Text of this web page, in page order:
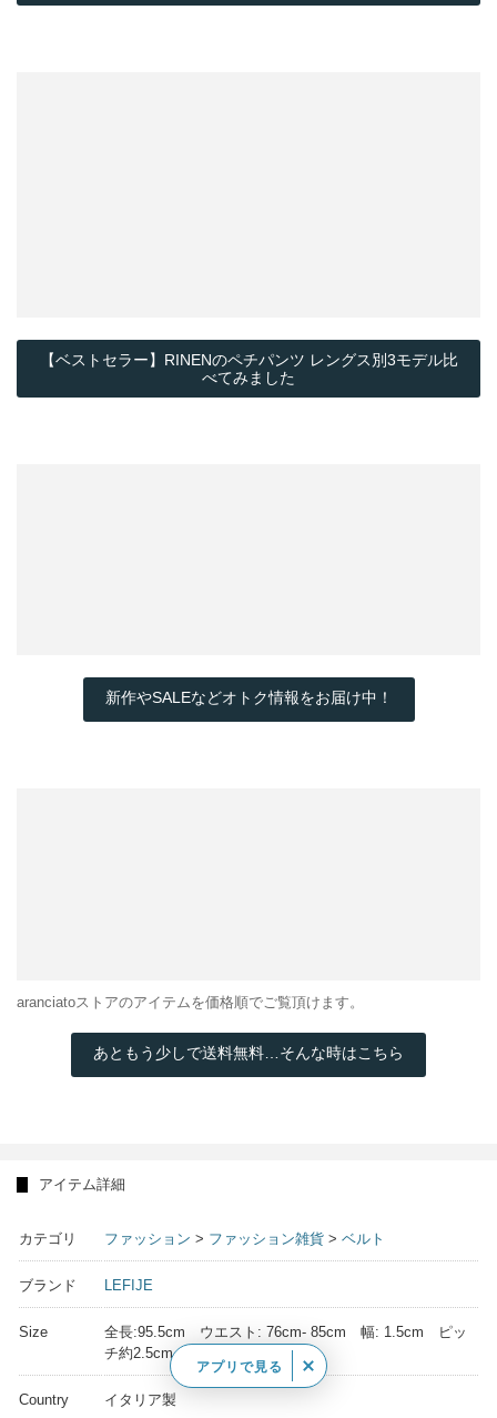
【ベストセラー】RINENのペチパンツ レングス別3モデル比
べてみました
新作やSALEなどオトク情報をお届け中！
aranciatoストアのアイテムを価格順でご覧頂けます。
あともう少しで送料無料…そんな時はこちら
アイテム詳細
カテゴリ ファッション > ファッション雑貨 > ベルト
ブランド LEFIJE
Size
全長:95.5cm ウエスト: 76cm- 85cm 幅: 1.5cm ピッ
チ約2.5cm
Country イタリア製
アプリで見る